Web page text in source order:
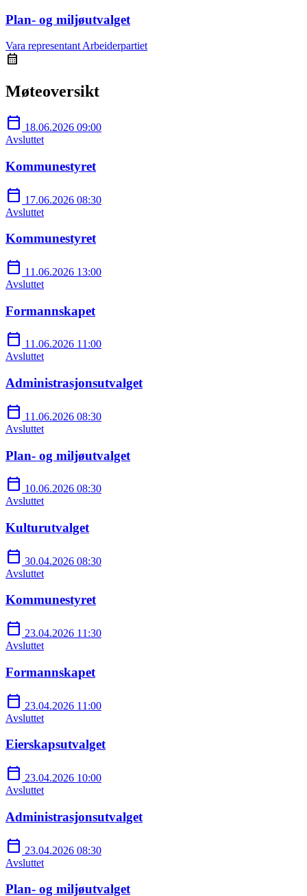
Plan- og miljøutvalget
Vara representant Arbeiderpartiet
calendar_month
Møteoversikt
calendar_today 18.06.2026 09:00
Avsluttet
Kommunestyret
calendar_today 17.06.2026 08:30
Avsluttet
Kommunestyret
calendar_today 11.06.2026 13:00
Avsluttet
Formannskapet
calendar_today 11.06.2026 11:00
Avsluttet
Administrasjonsutvalget
calendar_today 11.06.2026 08:30
Avsluttet
Plan- og miljøutvalget
calendar_today 10.06.2026 08:30
Avsluttet
Kulturutvalget
calendar_today 30.04.2026 08:30
Avsluttet
Kommunestyret
calendar_today 23.04.2026 11:30
Avsluttet
Formannskapet
calendar_today 23.04.2026 11:00
Avsluttet
Eierskapsutvalget
calendar_today 23.04.2026 10:00
Avsluttet
Administrasjonsutvalget
calendar_today 23.04.2026 08:30
Avsluttet
Plan- og miljøutvalget